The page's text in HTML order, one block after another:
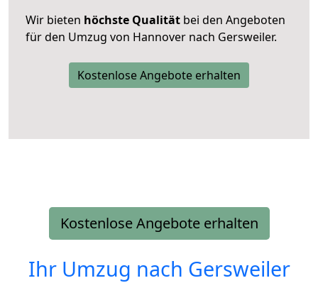
Wir bieten höchste Qualität bei den Angeboten
für den Umzug von Hannover nach Gersweiler.
Kostenlose Angebote erhalten
Kostenlose Angebote erhalten
Ihr Umzug nach Gersweiler